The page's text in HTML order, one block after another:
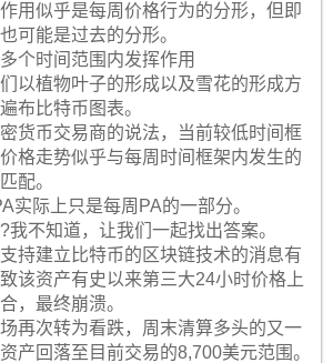
用似乎是每周价格行为的分形，但即
可能是过去的分形。
个时间范围内发挥作用
以植物叶子的形成以及雪花的形成方
布比特币图表。
货币交易商的说法，当前较低时间框
格走势似乎与每周时间框架内发生的
配。
实际上只是每周PA的一部分。
我不知道，让我们一起找出答案。
持建立比特币的区块链技术的消息有
该资产有史以来第三大24小时价格上
，最终崩溃。
再次转为看跌，周末清算多头的又一
产回落至目前交易的8,700美元范围。